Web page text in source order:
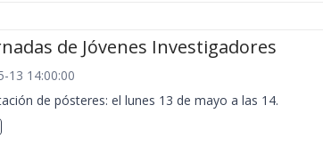
de Jóvenes Investigadores
13 14:00:00
de pósteres: el lunes 13 de mayo a las 14.